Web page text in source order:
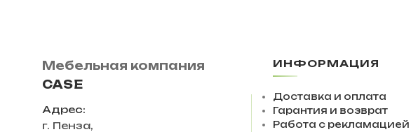
Мебельная компания
CASE
Адрес:
г. Пенза,
ИНФОРМАЦИЯ
Доставка и оплата
Гарантия и возврат
Работа с рекламацией